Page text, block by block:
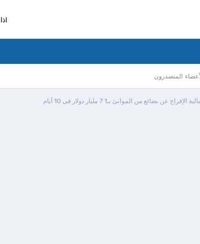
المتصدرون
عن بضائع من الموانئ بـ1 7 مليار دولار فى 10 أيام